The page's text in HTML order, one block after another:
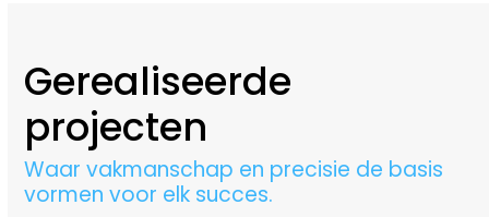
Gerealiseerde
projecten
Waar vakmanschap en precisie de basis
vormen voor elk succes.